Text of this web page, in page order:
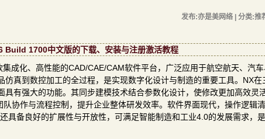
发布:亦是美网络 | 分类:推
1700中文版的下载、安装与注册激活教程
成化、高性能的CAD/CAE/CAM软件平台，广泛应用于航空航天、汽
仿真到数控加工的全过程，是实现数字化设计与制造的重要工具。NX
有强大的功能。其同步建模技术结合参数化设计，使修改更加高效灵
协作与流程控制，提升企业整体研发效率。软件界面现代，操作逻辑
具备良好的扩展性与开放性，可满足智能制造和工业4.0的发展需求，